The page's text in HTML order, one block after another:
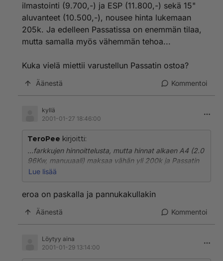
ilmastointi (9.700,-) ja ESP (11.800,-) sekä 15"
aluvanteet (10.500,-), nousee hinta lukemaan
205k. Ja edelleen Passatissa on enemmän tilaa,
mutta samalla myös vähemmän tehoa...
Kuka vielä miettii varustellun Passatin ostoa?
Äänestä Kommentoi
kyllä
2001-01-27 18:46:00
TeroPee kirjoitti:
...farkkujen hinnoittelusta, mutta hinnat alkaen A4 (2.0
96Kw, manuuaali) maksaa vähän yli 200k ja Passatin
2.0 -bensa Firstline (85Kw) manuuaalilla maksaa
vakiovarusteet eli automaatti-ilmastointi (9.700,-) ja
ESP (11.800,-) sekä 15" aluvanteet (10.500,-), nousee
hinta lukemaan 205k. Ja edelleen Passatissa on
Kuka vielä miettii varustellun Passatin ostoa?
Lue lisää
eroa on paskalla ja pannukakullakin
Äänestä Kommentoi
Löytyy aina
2001-01-29 13:14:00